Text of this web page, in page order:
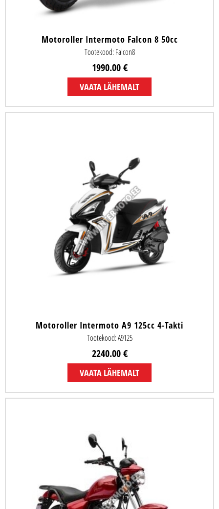
Motoroller Intermoto Falcon 8 50cc
Tootekood: Falcon8
1990.00 €
VAATA LÄHEMALT
Motoroller Intermoto A9 125cc 4-Takti
Tootekood: A9125
2240.00 €
VAATA LÄHEMALT